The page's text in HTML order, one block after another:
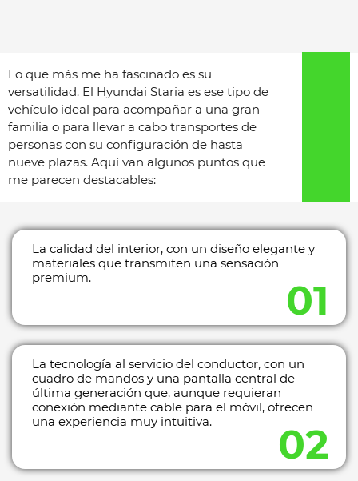
Lo que más me ha fascinado es su
versatilidad. El Hyundai Staria es ese tipo de
vehículo ideal para acompañar a una gran
familia o para llevar a cabo transportes de
personas con su configuración de hasta
nueve plazas. Aquí van algunos puntos que
me parecen destacables:
La calidad del interior, con un diseño elegante y
materiales que transmiten una sensación
premium.
La tecnología al servicio del conductor, con un
cuadro de mandos y una pantalla central de
última generación que, aunque requieran
conexión mediante cable para el móvil, ofrecen
una experiencia muy intuitiva.